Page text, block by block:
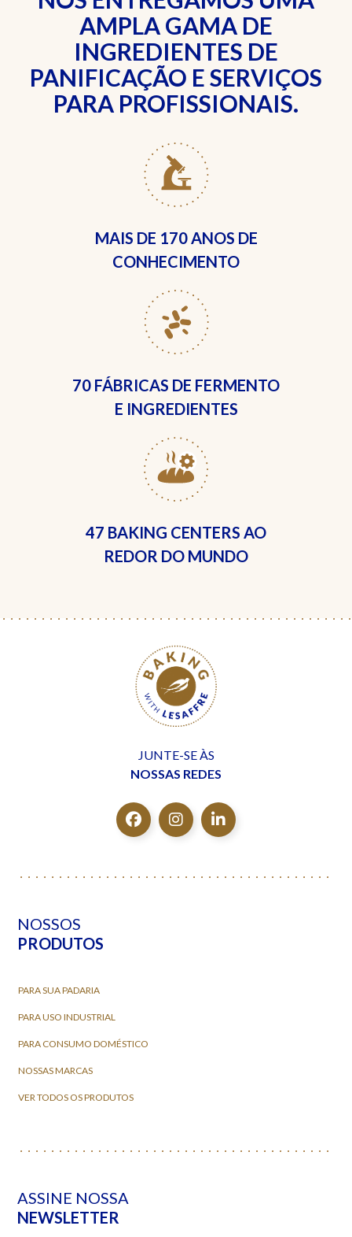
AMPLA GAMA DE
INGREDIENTES DE
PANIFICAÇÃO E SERVIÇOS
PARA PROFISSIONAIS.
MAIS DE 170 ANOS DE
CONHECIMENTO
70 FÁBRICAS DE FERMENTO
E INGREDIENTES
47 BAKING CENTERS AO
REDOR DO MUNDO
JUNTE-SE ÀS
NOSSAS REDES
NOSSOS
PRODUTOS
PARA SUA PADARIA
PARA USO INDUSTRIAL
PARA CONSUMO DOMÉSTICO
NOSSAS MARCAS
VER TODOS OS PRODUTOS
ASSINE NOSSA
NEWSLETTER